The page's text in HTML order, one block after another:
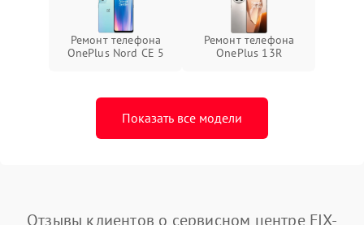
Ремонт телефона
OnePlus Nord CE 5
Ремонт телефона
OnePlus 13R
Показать все модели
Отзывы клиентов о сервисном центре FIX-